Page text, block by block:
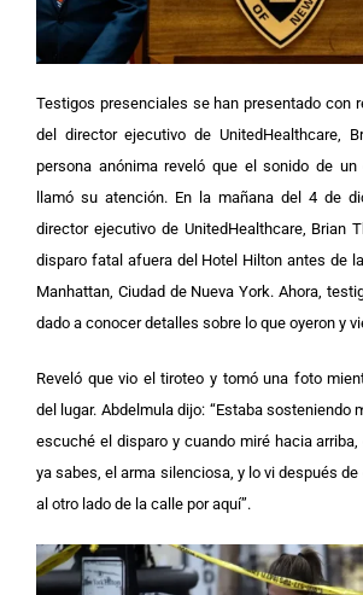
Testigos presenciales se han presentado con
del director ejecutivo de UnitedHealthcare,
persona anónima reveló que el sonido de un
llamó su atención. En la mañana del 4 de
director ejecutivo de UnitedHealthcare, Brian
disparo fatal afuera del Hotel Hilton antes de
Manhattan, Ciudad de Nueva York. Ahora,
dado a conocer detalles sobre lo que oyeron y
Reveló que vio el tiroteo y tomó una foto
del lugar. Abdelmula dijo: “Estaba sosteniendo
escuché el disparo y cuando miré hacia
ya sabes, el arma silenciosa, y lo vi después
al otro lado de la calle por aquí”.